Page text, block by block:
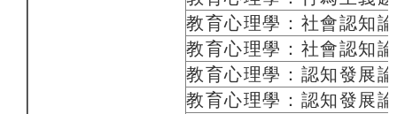
教育心理學：社會認知論
教育心理學：社會認知
教育心理學：認知發展論
教育心理學：認知發展